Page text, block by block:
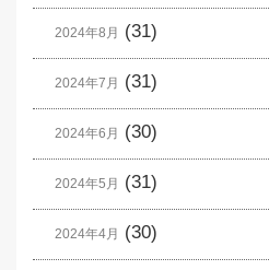
2024年8月 (31)
2024年7月 (31)
2024年6月 (30)
2024年5月 (31)
2024年4月 (30)